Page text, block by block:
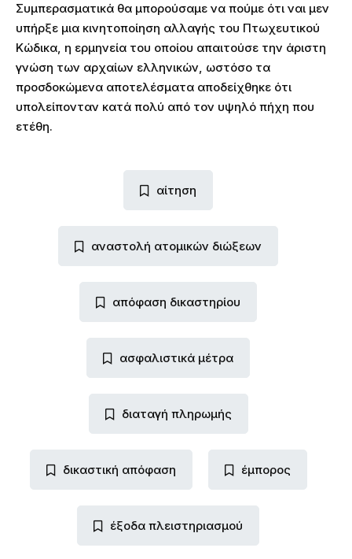
Συμπερασματικά θα μπορούσαμε να πούμε ότι ναι μεν
υπήρξε μια κινητοποίηση αλλαγής του Πτωχευτικού
Κώδικα, η ερμηνεία του οποίου απαιτούσε την άριστη
γνώση των αρχαίων ελληνικών, ωστόσο τα
προσδοκώμενα αποτελέσματα αποδείχθηκε ότι
υπολείπονταν κατά πολύ από τον υψηλό πήχη που
ετέθη.
αίτηση
αναστολή ατομικών διώξεων
απόφαση δικαστηρίου
ασφαλιστικά μέτρα
διαταγή πληρωμής
δικαστική απόφαση έμπορος
έξοδα πλειστηριασμού